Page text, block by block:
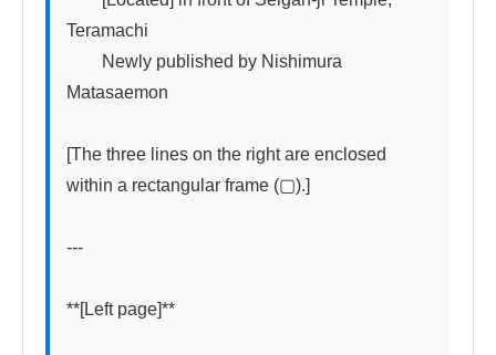
Teramachi
Newly published by Nishimura
Matasaemon
[The three lines on the right are enclosed
within a rectangular frame (▢).]
---
**[Left page]**